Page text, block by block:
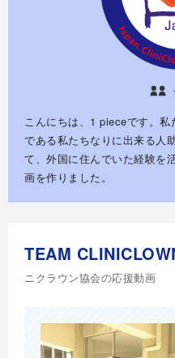
こんにちは、1 pieceです。
である私たちなりに出来る人
て、外国に住んでいた経験を
画を作りました。
TEAM
ニクラウン協会の応援動画